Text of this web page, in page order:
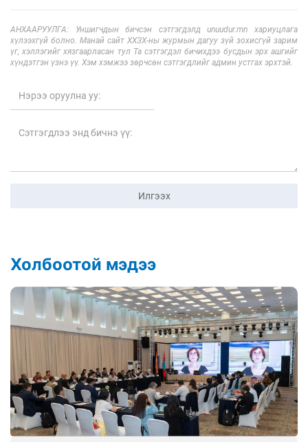
АНХААРУУЛГА: Уншигчдын бичсэн сэтгэгдэлд unuudur.mn хариуцлага
хүлээхгүй болно. Манай сайт ХХЗХ-ны журмын дагуу зүй зохисгүй зарим
үг, хэллэгийг хязгаарласан тул Та сэтгэгдэл бичихдээ бусдын эрх ашгийг
хүндэтгэн үзнэ үү. Хэм хэмжээ зөрчсөн сэтгэгдлийг админ устгах эрхтэй.
Илгээх
Холбоотой мэдээ